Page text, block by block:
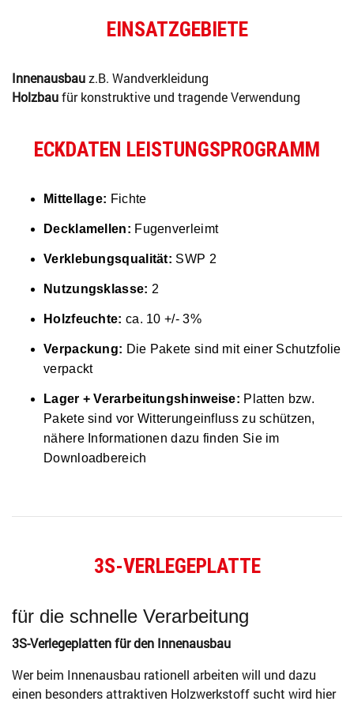
EINSATZGEBIETE
Innenausbauz.B. Wandverkleidung
Holzbaufür konstruktive und tragende Verwendung
ECKDATEN LEISTUNGSPROGRAMM
Mittellage: Fichte
Decklamellen: Fugenverleimt
Verklebungsqualität: SWP 2
Nutzungsklasse: 2
Holzfeuchte: ca. 10 +/- 3%
Verpackung: Die Pakete sind mit einer Schutzfolie
verpackt
Lager + Verarbeitungshinweise: Platten bzw.
Pakete sind vor Witterungeinfluss zu schützen,
nähere Informationen dazu finden Sie im
Downloadbereich
3S-VERLEGEPLATTE
für die schnelle Verarbeitung
3S-Verlegeplatten für den Innenausbau
Wer beim Innenausbau rationell arbeiten will und dazu
einen besonders attraktiven Holzwerkstoff sucht wird hier